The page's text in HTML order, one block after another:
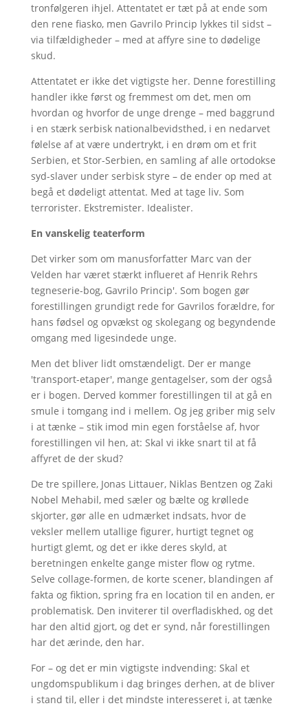
tronfølgeren ihjel. Attentatet er tæt på at ende som
den rene fiasko, men Gavrilo Princip lykkes til sidst –
via tilfældigheder – med at affyre sine to dødelige
skud.
Attentatet er ikke det vigtigste her. Denne forestilling
handler ikke først og fremmest om det, men om
hvordan og hvorfor de unge drenge – med baggrund
i en stærk serbisk nationalbevidsthed, i en nedarvet
følelse af at være undertrykt, i en drøm om et frit
Serbien, et Stor-Serbien, en samling af alle ortodokse
syd-slaver under serbisk styre – de ender op med at
begå et dødeligt attentat. Med at tage liv. Som
terrorister. Ekstremister. Idealister.
En vanskelig teaterform
Det virker som om manusforfatter Marc van der
Velden har været stærkt influeret af Henrik Rehrs
tegneserie-bog, Gavrilo Princip'. Som bogen gør
forestillingen grundigt rede for Gavrilos forældre, for
hans fødsel og opvækst og skolegang og begyndende
omgang med ligesindede unge.
Men det bliver lidt omstændeligt. Der er mange
'transport-etaper', mange gentagelser, som der også
er i bogen. Derved kommer forestillingen til at gå en
smule i tomgang ind i mellem. Og jeg griber mig selv
i at tænke – stik imod min egen forståelse af, hvor
forestillingen vil hen, at: Skal vi ikke snart til at få
affyret de der skud?
De tre spillere, Jonas Littauer, Niklas Bentzen og Zaki
Nobel Mehabil, med sæler og bælte og krøllede
skjorter, gør alle en udmærket indsats, hvor de
veksler mellem utallige figurer, hurtigt tegnet og
hurtigt glemt, og det er ikke deres skyld, at
beretningen enkelte gange mister flow og rytme.
Selve collage-formen, de korte scener, blandingen af
fakta og fiktion, spring fra en location til en anden, er
problematisk. Den inviterer til overfladiskhed, og det
har den altid gjort, og det er synd, når forestillingen
har det ærinde, den har.
For – og det er min vigtigste indvending: Skal et
ungdomspublikum i dag bringes derhen, at de bliver
i stand til, eller i det mindste interesseret i, at tænke